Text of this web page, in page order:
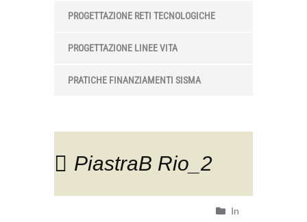
PROGETTAZIONE RETI TECNOLOGICHE
PROGETTAZIONE LINEE VITA
PRATICHE FINANZIAMENTI SISMA
PiastraB Rio_2
In